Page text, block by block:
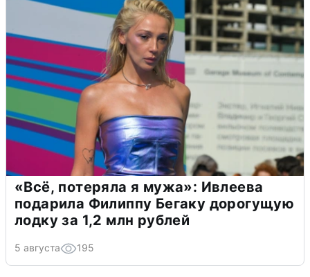
«Всё, потеряла я мужа»: Ивлеева
подарила Филиппу Бегаку дорогущую
лодку за 1,2 млн рублей
5 августа 195